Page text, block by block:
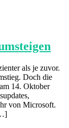
als je zuvor.
Doch die
14. Oktober
von Microsoft.